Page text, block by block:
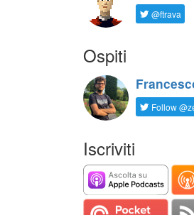
@ftrava
Ospiti
Follow
Iscriviti